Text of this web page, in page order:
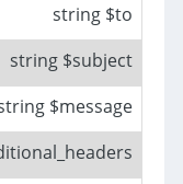
string $to
string $subject
$message